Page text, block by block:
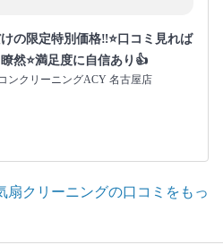
の限定特別価格‼️⭐口コミ見れば
然⭐満足度に自信あり👍
ンクリーニングACY 名古屋店
扇クリーニングの口コミをもっ